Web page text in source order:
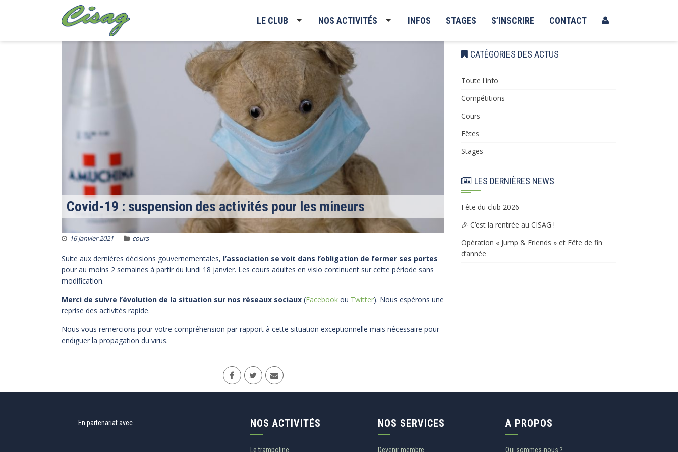
LE CLUB NOS ACTIVITÉS INFOS STAGES S’INSCRIRE CONTACT
Covid-19 : suspension des activités pour les mineurs
16 janvier 2021 cours
Suite aux dernières décisions gouvernementales, l’association se voit dans l’obligation de fermer ses portes
pour au moins 2 semaines à partir du lundi 18 janvier. Les cours adultes en visio continuent sur cette période sans
modification.
Merci de suivre l’évolution de la situation sur nos réseaux sociaux (Facebook ou Twitter). Nous espérons une
reprise des activités rapide.
Nous vous remercions pour votre compréhension par rapport à cette situation exceptionnelle mais nécessaire pour
endiguer la propagation du virus.
CATÉGORIES DES ACTUS
Toute l'info
Compétitions
Cours
Fêtes
Stages
LES DERNIÈRES NEWS
Fête du club 2026
🎉 C’est la rentrée au CISAG !
Opération « Jump & Friends » et Fête de fin
d’année​​
En partenariat avec NOS ACTIVITÉS
Le trampoline
NOS SERVICES
Devenir membre
A PROPOS
Qui sommes-nous ?